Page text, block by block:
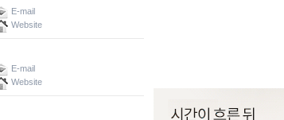
E-mail
Website
E-mail
Website